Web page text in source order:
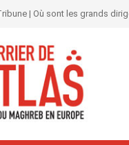
| Où sont les grands